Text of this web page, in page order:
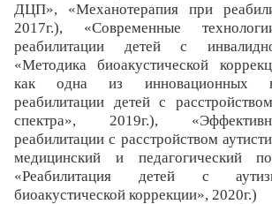
ДЦП», «Механотерапия при
2017г.), «Современные
реабилитации детей с
«Методика биоакустической
как одна из инновационных в
реабилитации детей с
спектра», 2019г.),
реабилитации с расстройством
медицинский и педагогический
«Реабилитация детей с
биоакустической коррекции», 2020г.)